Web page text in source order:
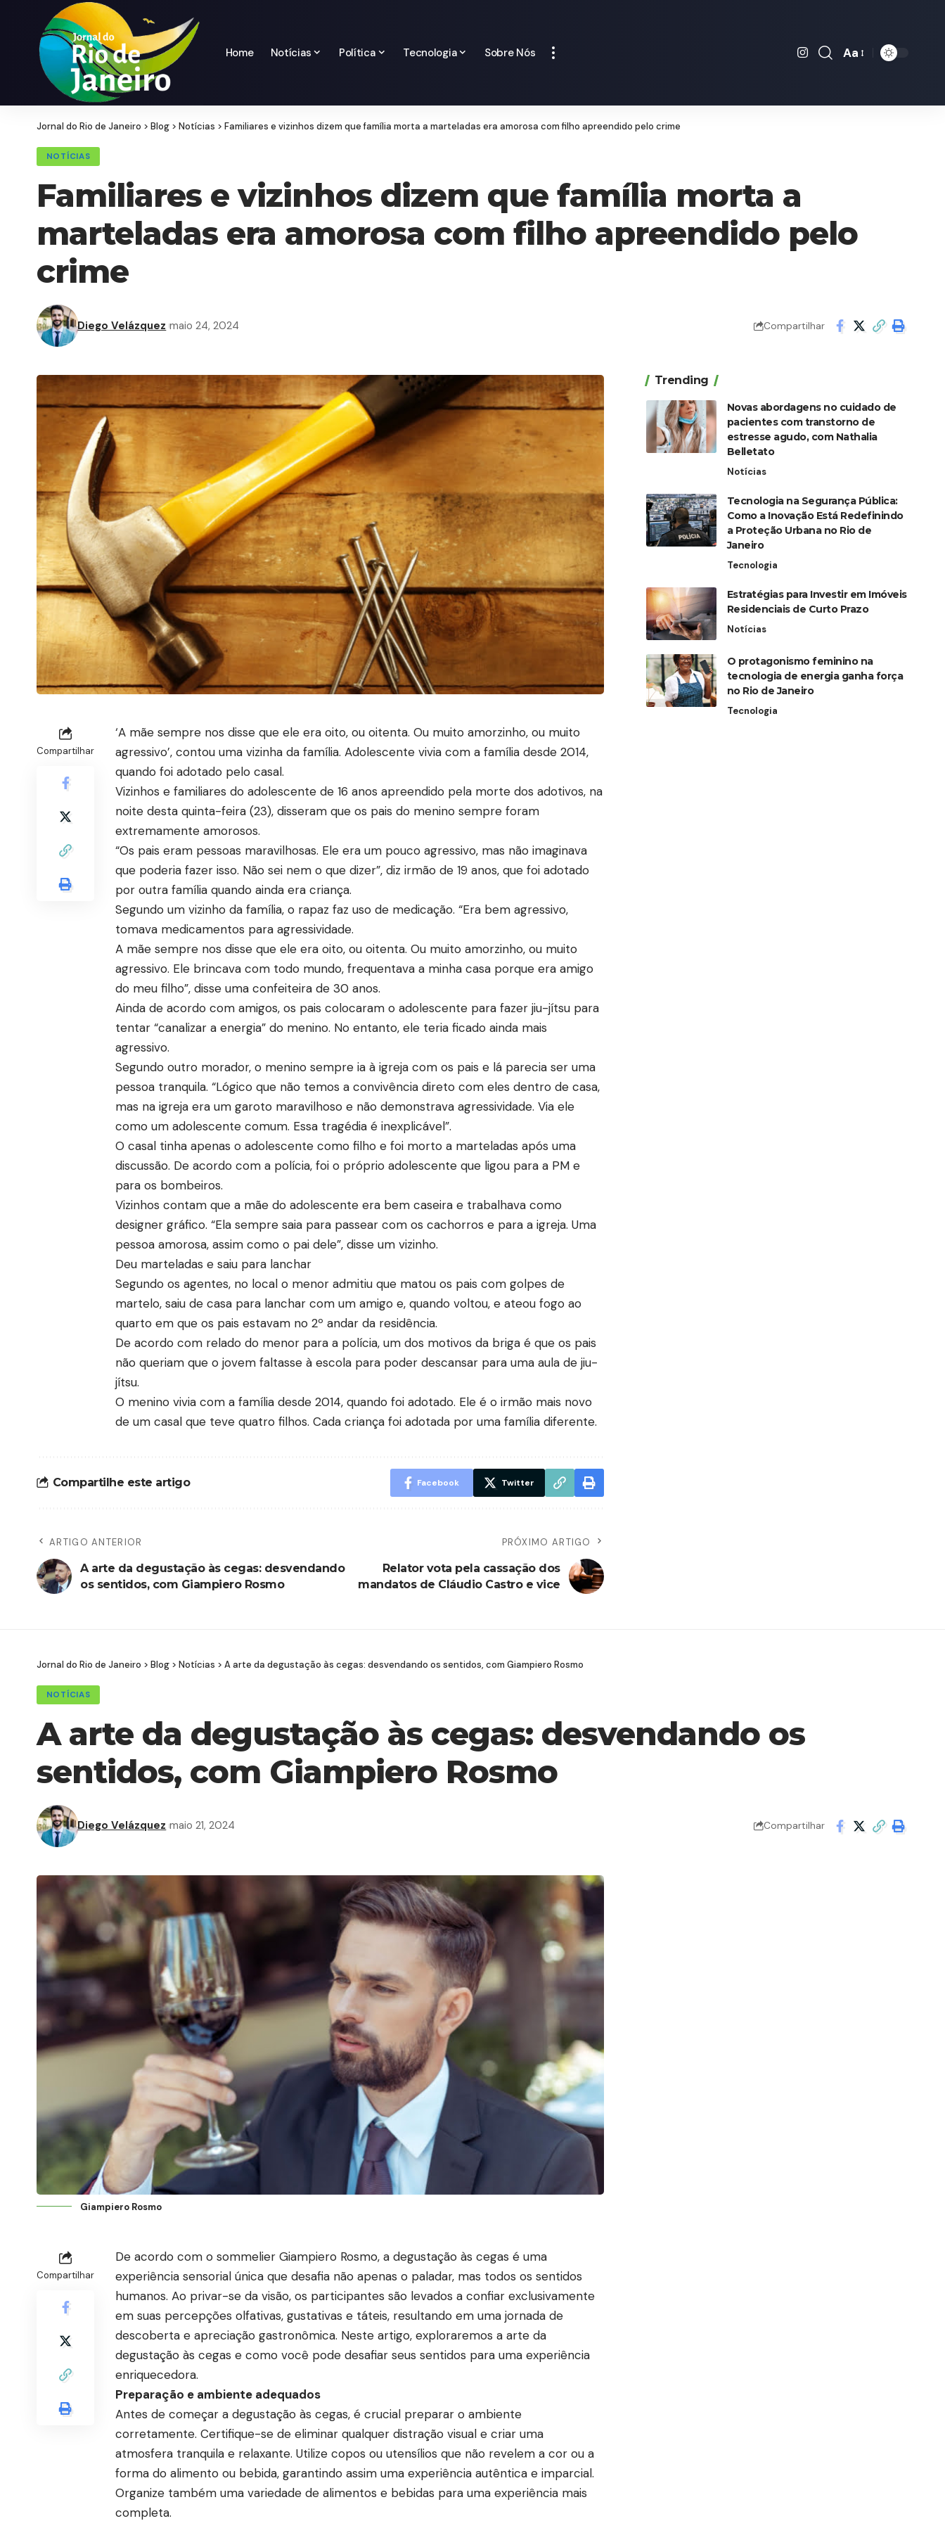
Home Notícias Política Tecnologia Sobre Nós
Font
Aa
Jornal do Rio de Janeiro > Blog > Notícias > Familiares e vizinhos dizem que família morta a marteladas era amorosa com filho apreendido pelo crime
NOTÍCIAS
Familiares e vizinhos dizem que família morta a
marteladas era amorosa com filho apreendido pelo
crime
Diego Velázquez maio 24, 2024 Compartilhar
Compartilhar
‘A mãe sempre nos disse que ele era oito, ou oitenta. Ou muito amorzinho, ou muito
agressivo’, contou uma vizinha da família. Adolescente vivia com a família desde 2014,
quando foi adotado pelo casal.
Vizinhos e familiares do adolescente de 16 anos apreendido pela morte dos adotivos, na
noite desta quinta-feira (23), disseram que os pais do menino sempre foram
extremamente amorosos.
“Os pais eram pessoas maravilhosas. Ele era um pouco agressivo, mas não imaginava
que poderia fazer isso. Não sei nem o que dizer”, diz irmão de 19 anos, que foi adotado
por outra família quando ainda era criança.
Segundo um vizinho da família, o rapaz faz uso de medicação. “Era bem agressivo,
tomava medicamentos para agressividade.
A mãe sempre nos disse que ele era oito, ou oitenta. Ou muito amorzinho, ou muito
agressivo. Ele brincava com todo mundo, frequentava a minha casa porque era amigo
do meu filho”, disse uma confeiteira de 30 anos.
Ainda de acordo com amigos, os pais colocaram o adolescente para fazer jiu-jítsu para
tentar “canalizar a energia” do menino. No entanto, ele teria ficado ainda mais
agressivo.
Segundo outro morador, o menino sempre ia à igreja com os pais e lá parecia ser uma
pessoa tranquila. “Lógico que não temos a convivência direto com eles dentro de casa,
mas na igreja era um garoto maravilhoso e não demonstrava agressividade. Via ele
como um adolescente comum. Essa tragédia é inexplicável”.
O casal tinha apenas o adolescente como filho e foi morto a marteladas após uma
discussão. De acordo com a polícia, foi o próprio adolescente que ligou para a PM e
para os bombeiros.
Vizinhos contam que a mãe do adolescente era bem caseira e trabalhava como
designer gráfico. “Ela sempre saia para passear com os cachorros e para a igreja. Uma
pessoa amorosa, assim como o pai dele”, disse um vizinho.
Deu marteladas e saiu para lanchar
Segundo os agentes, no local o menor admitiu que matou os pais com golpes de
martelo, saiu de casa para lanchar com um amigo e, quando voltou, e ateou fogo ao
quarto em que os pais estavam no 2º andar da residência.
De acordo com relado do menor para a polícia, um dos motivos da briga é que os pais
não queriam que o jovem faltasse à escola para poder descansar para uma aula de jiu-
jítsu.
O menino vivia com a família desde 2014, quando foi adotado. Ele é o irmão mais novo
de um casal que teve quatro filhos. Cada criança foi adotada por uma família diferente.
Compartilhe este artigo Facebook Twitter
ARTIGO ANTERIOR
A arte da degustação às cegas: desvendando
os sentidos, com Giampiero Rosmo
PRÓXIMO ARTIGO
Relator vota pela cassação dos
mandatos de Cláudio Castro e vice
Trending
Novas abordagens no cuidado de
pacientes com transtorno de
estresse agudo, com Nathalia
Belletato
Notícias
Tecnologia na Segurança Pública:
Como a Inovação Está Redefinindo
a Proteção Urbana no Rio de
Janeiro
Tecnologia
Estratégias para Investir em Imóveis
Residenciais de Curto Prazo
Notícias
O protagonismo feminino na
tecnologia de energia ganha força
no Rio de Janeiro
Tecnologia
Jornal do Rio de Janeiro > Blog > Notícias > A arte da degustação às cegas: desvendando os sentidos, com Giampiero Rosmo
NOTÍCIAS
A arte da degustação às cegas: desvendando os
sentidos, com Giampiero Rosmo
Diego Velázquez maio 21, 2024 Compartilhar
Giampiero Rosmo
Compartilhar
De acordo com o sommelier Giampiero Rosmo, a degustação às cegas é uma
experiência sensorial única que desafia não apenas o paladar, mas todos os sentidos
humanos. Ao privar-se da visão, os participantes são levados a confiar exclusivamente
em suas percepções olfativas, gustativas e táteis, resultando em uma jornada de
descoberta e apreciação gastronômica. Neste artigo, exploraremos a arte da
degustação às cegas e como você pode desafiar seus sentidos para uma experiência
enriquecedora.
Preparação e ambiente adequados
Antes de começar a degustação às cegas, é crucial preparar o ambiente
corretamente. Certifique-se de eliminar qualquer distração visual e criar uma
atmosfera tranquila e relaxante. Utilize copos ou utensílios que não revelem a cor ou a
forma do alimento ou bebida, garantindo assim uma experiência autêntica e imparcial.
Organize também uma variedade de alimentos e bebidas para uma experiência mais
completa.